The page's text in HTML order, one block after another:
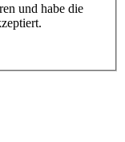
Ja, ich möchte den Newsletter abonnieren und habe die